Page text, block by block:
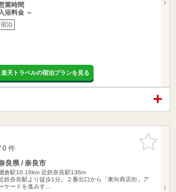
業時間
入浴料金 ～
宿泊
楽天トラベルの宿泊プランを見る
お気に入
りに追加
件
良県 / 奈良市
倉駅10.16km 近鉄奈良駅136m
鉄奈良駅より徒歩1分。２番出口から「東向商店街」ア
ケードを進みす…